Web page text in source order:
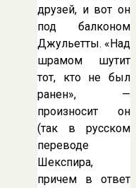
друзей, и вот он
под балконом
Джульетты. «Над
шрамом шутит
тот, кто не был
ранен», —
произносит он
(так в русском
переводе
Шекспира,
причем в ответ